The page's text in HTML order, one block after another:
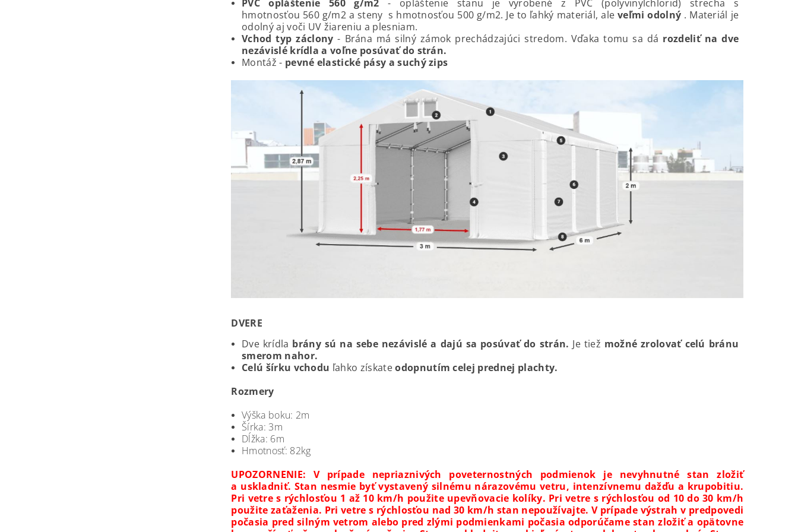
PVC opláštenie 560 g/m2 - opláštenie stanu je vyrobené z PVC (polyvinylchlorid) strecha s
hmotnosťou 560 g/m2 a steny s hmotnosťou 500 g/m2. Je to ľahký materiál, ale veľmi odolný . Materiál je
odolný aj voči UV žiareniu a plesniam.
Vchod typ záclony - Brána má silný zámok prechádzajúci stredom. Vďaka tomu sa dá rozdeliť na dve
nezávislé krídla a voľne posúvať do strán.
Montáž - pevné elastické pásy a suchý zips
DVERE
Dve krídla brány sú na sebe nezávislé a dajú sa posúvať do strán. Je tiež možné zrolovať celú bránu
smerom nahor.
Celú šírku vchodu ľahko získateodopnutím celej prednej plachty.
Rozmery
Výška boku: 2m
Šírka: 3m
Dĺžka: 6m
Hmotnosť: 82kg
UPOZORNENIE: V prípade nepriaznivých poveternostných podmienok je nevyhnutné stan zložiť
a uskladniť. Stan nesmie byť vystavený silnému nárazovému vetru, intenzívnemu dažďu a krupobitiu.
Pri vetre s rýchlosťou 1 až 10 km/h použite upevňovacie kolíky. Pri vetre s rýchlosťou od 10 do 30 km/h
použite zaťaženia. Pri vetre s rýchlosťou nad 30 km/h stan nepoužívajte. V prípade výstrah v predpovedi
počasia pred silným vetrom alebo pred zlými podmienkami počasia odporúčame stan zložiť a opätovne